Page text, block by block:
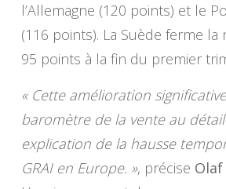
l’Allemagne (120 points) et le
(116 points). La Suède ferme la
95 points à la fin du premier
« Cette amélioration
baromètre de la vente au
explication de la hausse
GRAI en Europe. », précise Olaf